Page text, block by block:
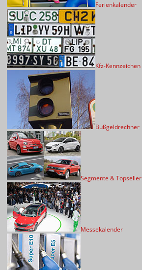
Ferienkalender
Kfz-Kennzeichen
Bußgeldrechner
Segmente & Topseller
Messekalender